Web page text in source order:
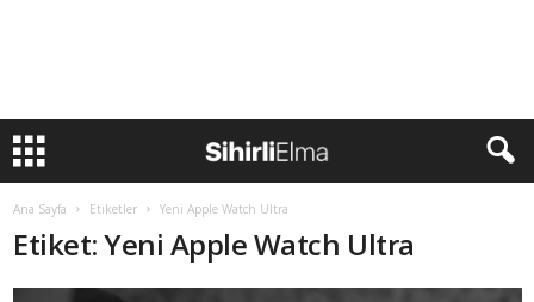
Ana Sayfa Etiketler Yeni Apple Watch Ultra
Etiket: Yeni Apple Watch Ultra